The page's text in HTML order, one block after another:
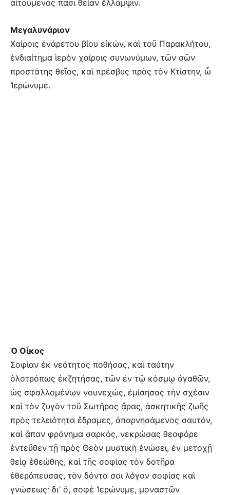
αἰτούμενος πᾶσι θείαν ἔλλαμψιν.
Μεγαλυνάριον
Χαίροις ἐνάρετου βίου εἰκών, καὶ τοῦ Παρακλήτου,
ἐνδιαίτημα ἱερὸν χαίροις συνωνύμων, τῶν σῶν
προστάτης θεῖος, καὶ πρέσβυς πρὸς τὸν Κτίστην, ὦ
Ἱερώνυμε.
Ὁ Οἶκος
Σοφίαν ἐκ νεότητος ποθήσας, καὶ ταύτην
ὁλοτρόπως ἐκζητήσας, τῶν ἐν τῷ κόσμῳ ἀγαθῶν,
ὡς σφαλλομένων νουνεχώς, ἐμίσησας τὴν σχέσιν
καὶ τὸν ζυγὸν τοῦ Σωτῆρος ἄρας, ἀσκητικῆς ζωῆς
πρὸς τελειότητα ἔδραμες, ἀπαρνησάμενος σαυτόν,
καὶ ἅπαν φρόνημα σαρκός, νεκρώσας θεοφόρε
ἐντεῦθεν τῇ πρὸς Θεὸν μυστικὴ ἑνώσει, ἐν μετοχῇ
θείᾳ ἐθεώθης, καὶ τῆς σοφίας τὸν δοτῆρα
ἐθεράπευσας, τὸν δόντα σοι λόγον σοφίας καὶ
γνώσεως· δι’ ὅ, σοφὲ Ἱερώνυμε, μοναστῶν